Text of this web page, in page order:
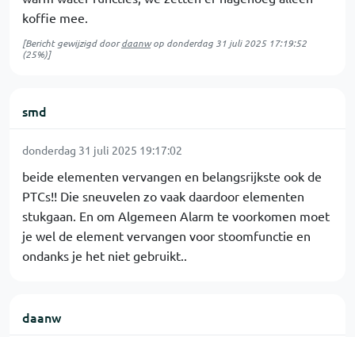
koffie mee.
[Bericht gewijzigd doordaanwop donderdag 31 juli 2025 17:19:52
(25%)]
smd
donderdag 31 juli 2025 19:17:02
beide elementen vervangen en belangsrijkste ook de
PTCs!! Die sneuvelen zo vaak daardoor elementen
stukgaan. En om Algemeen Alarm te voorkomen moet
je wel de element vervangen voor stoomfunctie en
ondanks je het niet gebruikt..
daanw